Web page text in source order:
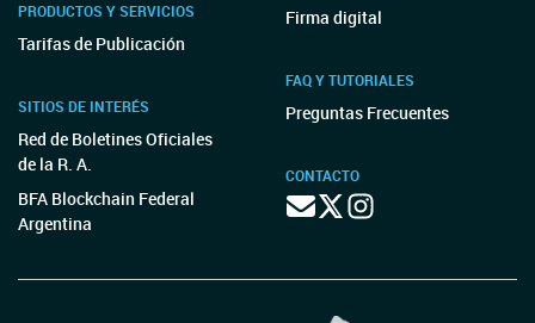
PRODUCTOS Y SERVICIOS
Tarifas de Publicación
SITIOS DE INTERÉS
Red de Boletines Oficiales
de la R. A.
BFA Blockchain Federal
Argentina
Firma digital
FAQ Y TUTORIALES
Preguntas Frecuentes
CONTACTO